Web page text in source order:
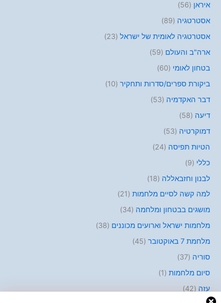
איראן (56)
אסטרטגיה (89)
אסטרטגיה לאומית של ישראל (23)
ארה"ב והעולם (59)
בטחון לאומי (60)
ביקורת ספרים/סדרות ותחקיר (10)
דבר האקדמיה (53)
דיעה (58)
דמוקרטיה (53)
הטיות תפיסה (24)
כללי (9)
לבנון וחזבאללה (18)
למה קשה לסיים מלחמות (21)
מושגים בבטחון ומלחמה (34)
מלחמות ישראל וארועים מכוננים (38)
מלחמת 7 באוקטובר
(45)
סוריה (37)
סיום מלחמות (1)
עזה (42)